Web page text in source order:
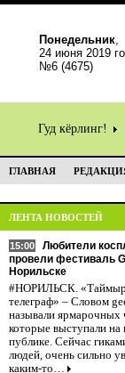
Понедельник,
24 июня 2019
№6 (4675)
Гуд кёрлинг!
ГЛАВНАЯ
ЛЕНТА НОВОСТЕЙ
15:00
Любители
провели фестиваль
Норильске
#НОРИЛЬСК.
телеграф» – Словом
называли ярмарочных
которые выступали на
публике. Сейчас
людей, очень сильно
каким-то…